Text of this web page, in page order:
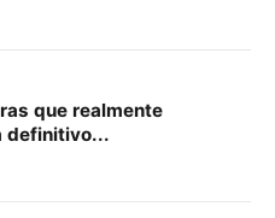
que realmente
definitivo...